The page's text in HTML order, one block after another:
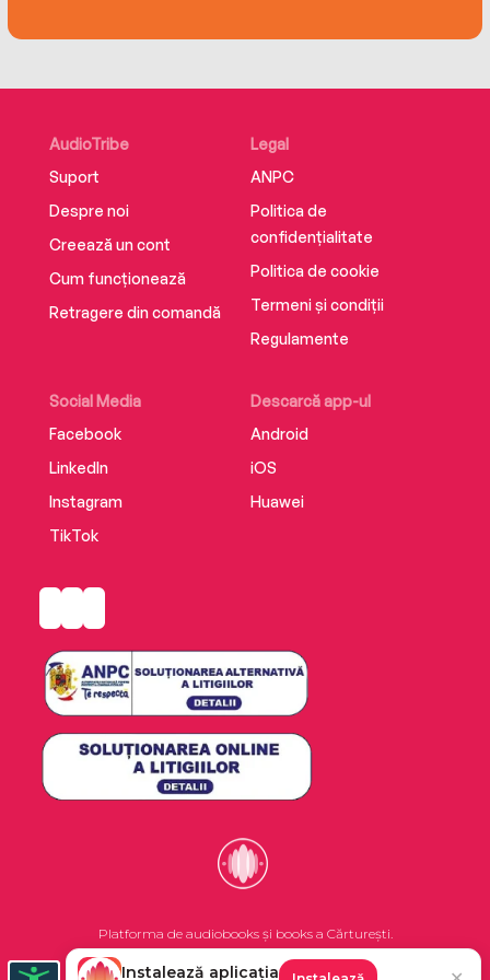
AudioTribe
Suport
Despre noi
Creează un cont
Cum funcționează
Retragere din comandă
Social Media
Facebook
LinkedIn
Instagram
TikTok
Descarcă app-ul
Android
iOS
Huawei
Legal
ANPC
Politica de
confidențialitate
Politica de cookie
Termeni și condiții
Regulamente
Platforma de audiobooks și books a Cărturești.
Instalează aplicația